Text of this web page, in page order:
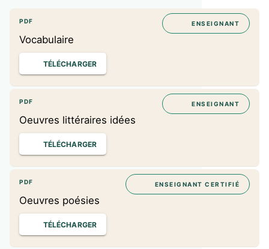
PDF
Vocabulaire
ENSEIGNANT
TÉLÉCHARGER
PDF
Oeuvres littéraires idées
ENSEIGNANT
TÉLÉCHARGER
PDF
Oeuvres poésies
ENSEIGNANT CERTIFIÉ
TÉLÉCHARGER